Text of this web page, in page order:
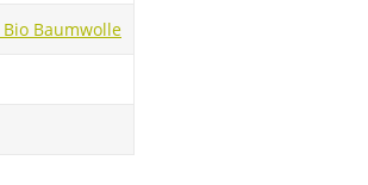
Bio Baumwolle